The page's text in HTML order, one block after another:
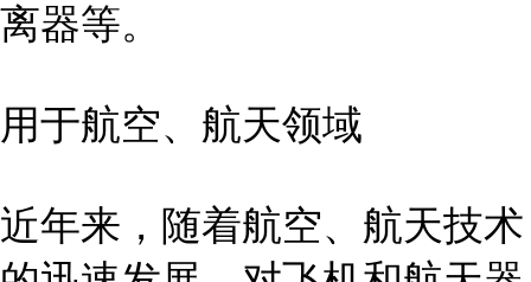
离器等。
用于航空、航天领域
近年来，随着航空、航天技术